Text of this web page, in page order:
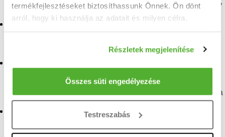
termékfejlesztéseket biztosíthassunk Önnek. Ön dönt
arról, hogy ki használja az adatait és milyen célra.
Információgyűjtés az Ön földrajzi elhelyezkedéséről
pár méteres pontossággal
Az Ön készülékén beazonosítása annak konkrét
módjairól és adja meg preferenciáit a
pontban. Bármikor módosíthatja vagy visszavonhatja a
Részletek megjelenítése
Összes süti engedélyezése
Testreszabás
ingatlan, hotel Aquincum
Kiadó iroda, üzlethelyiség,
vendeglató egység, ipari
Kiadó iroda, üzlethelyiség,
ingatlan, hotel Csillaghegy
ingatlan, hotel Mátyáshegy
Kiadó iroda, üzlethelyiség,
vendeglató egység, ipari
Mocsárosdűlő
Kiadó üzlethelyiség Óbuda
Kiadó iroda, üzlethelyiség,
ingatlan, hotel Óbuda